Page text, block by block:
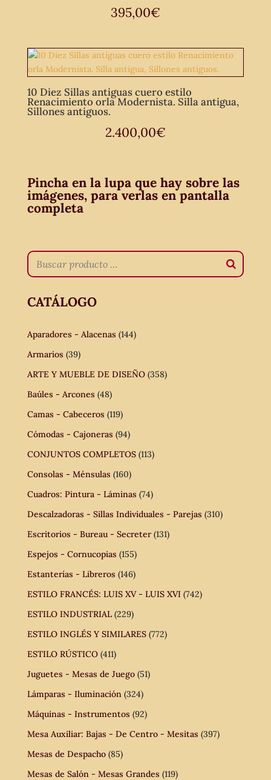
395,00€
10 Diez Sillas antiguas cuero estilo
Renacimiento orla Modernista. Silla antigua,
Sillones antiguos.
2.400,00€
Pincha en la lupa que hay sobre las
imágenes, para verlas en pantalla
completa
CATÁLOGO
Aparadores - Alacenas (144)
Armarios (39)
ARTE Y MUEBLE DE DISEÑO (358)
Baúles - Arcones (48)
Camas - Cabeceros (119)
Cómodas - Cajoneras (94)
CONJUNTOS COMPLETOS (113)
Consolas - Ménsulas (160)
Cuadros: Pintura - Láminas (74)
Descalzadoras - Sillas Individuales - Parejas (310)
Escritorios - Bureau - Secreter (131)
Espejos - Cornucopias (155)
Estanterías - Libreros (146)
ESTILO FRANCÉS: LUIS XV - LUIS XVI (742)
ESTILO INDUSTRIAL (229)
ESTILO INGLÉS Y SIMILARES (772)
ESTILO RÚSTICO (411)
Juguetes - Mesas de Juego (51)
Lámparas - Iluminación (324)
Máquinas - Instrumentos (92)
Mesa Auxiliar: Bajas - De Centro - Mesitas (397)
Mesas de Despacho (85)
Mesas de Salón - Mesas Grandes (119)